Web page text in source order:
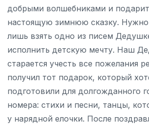
добрыми волшебниками и
настоящую зимнюю сказку. Нужно
лишь взять одно из писем
исполнить детскую мечту. Наш
старается учесть все пожелания
получил тот подарок, который
подготовили для долгожданного
номера: стихи и песни, танцы,
у нарядной елочки. После